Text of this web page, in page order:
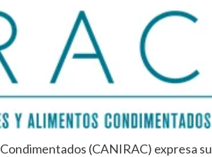
(CANIRAC) expresa su